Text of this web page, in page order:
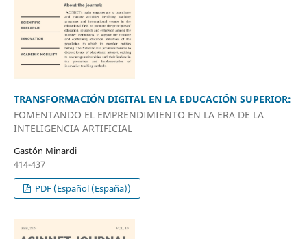
TRANSFORMACIÓN DIGITAL EN LA EDUCACIÓN SUPERIOR:
FOMENTANDO EL EMPRENDIMIENTO EN LA ERA DE LA
INTELIGENCIA ARTIFICIAL
Gastón Minardi
414-437
PDF (Español (España))